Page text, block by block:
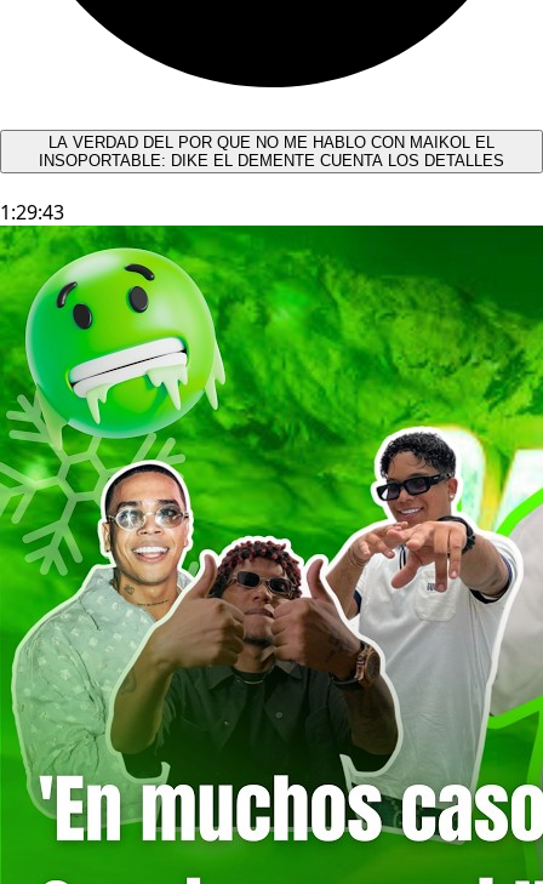
LA VERDAD DEL POR QUE NO ME HABLO CON MAIKOL EL
INSOPORTABLE: DIKE EL DEMENTE CUENTA LOS DETALLES
1:29:43